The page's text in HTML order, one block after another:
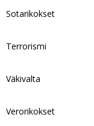
Sotarikokset
Terrorismi
Väkivalta
Verorikokset